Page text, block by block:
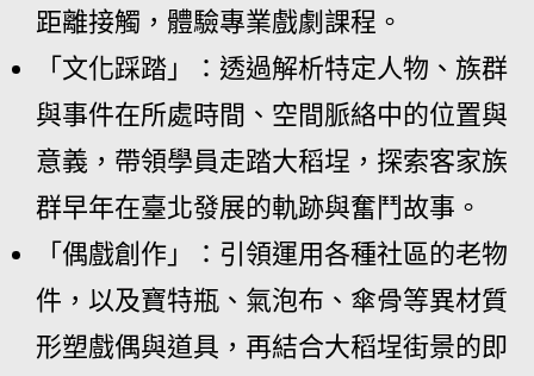
距離接觸，體驗專業戲劇課程。
「文化踩踏」：透過解析特定人物、族群
與事件在所處時間、空間脈絡中的位置與
意義，帶領學員走踏大稻埕，探索客家族
群早年在臺北發展的軌跡與奮鬥故事。
「偶戲創作」：引領運用各種社區的老物
件，以及寶特瓶、氣泡布、傘骨等異材質
形塑戲偶與道具，再結合大稻埕街景的即